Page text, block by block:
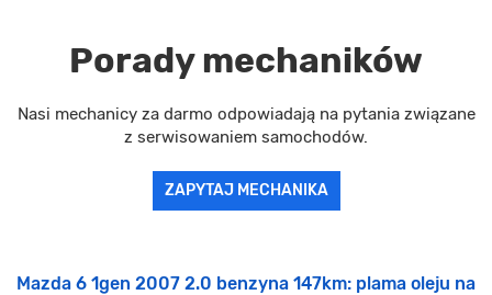
Porady mechaników
Nasi mechanicy za darmo odpowiadają na pytania związane
z serwisowaniem samochodów.
ZAPYTAJ MECHANIKA
Mazda 6 1gen 2007 2.0 benzyna 147km: plama oleju na